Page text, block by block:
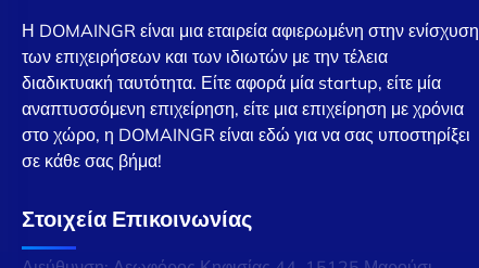
Η DOMAINGR είναι μια εταιρεία αφιερωμένη στην ενίσχυση
των επιχειρήσεων και των ιδιωτών με την τέλεια
διαδικτυακή ταυτότητα. Είτε αφορά μία startup, είτε μία
αναπτυσσόμενη επιχείρηση, είτε μια επιχείρηση με χρόνια
στο χώρο, η DOMAINGR είναι εδώ για να σας υποστηρίξει
σε κάθε σας βήμα!
Στοιχεία Επικοινωνίας